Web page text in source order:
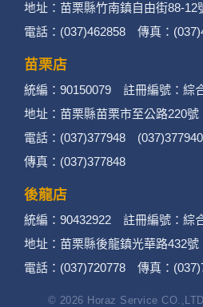
地址：苗栗縣竹南鎮自由街88-12
電話：(037)462858 傳真：
苗栗店
統編：90150079 註冊編號：綜
地址：苗栗縣苗栗市至公路220號
電話：(037)377948 (037)377940
傳真：(037)377848
後龍店
統編：90432922 註冊編號：綜
地址：苗栗縣後龍鎮光華路432號
電話：(037)720778 傳真：
© 2026 Horaz Service